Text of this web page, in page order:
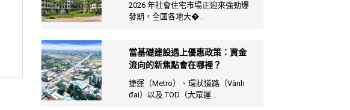
2026 年社會住宅市場正迎來強勁爆
發期，全國各地大�...
當基礎建設遇上優惠政策：資金
流向的新焦點會在哪裡？
捷運（Metro）、環狀道路（Vành
đai）以及 TOD（大眾運...